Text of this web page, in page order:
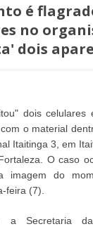
é
no
dois
dois celulares
o material
Itaitinga 3, em
O caso
imagem do
feira (7).
Secretaria da